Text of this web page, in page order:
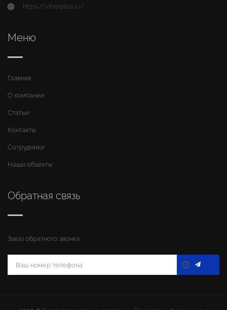
https://viborplus.ru/
Меню
Главная
О компании
Статьи
Контакты
Сотрудники
Наши объекты
Обратная связь
Заказ обратного звонка